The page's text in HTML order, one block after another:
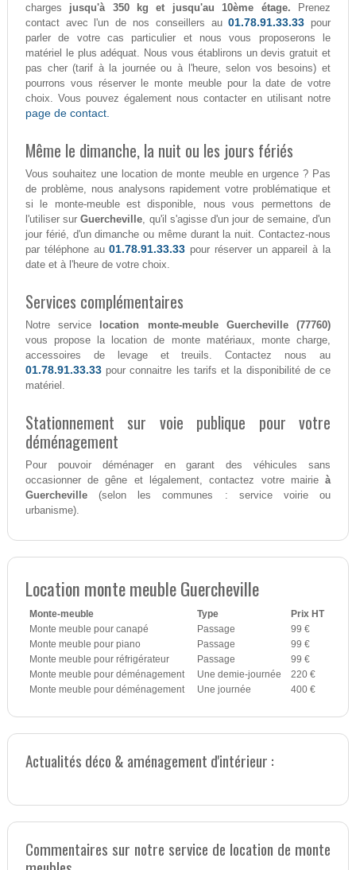
charges jusqu'à 350 kg et jusqu'au 10ème étage. Prenez
contact avec l'un de nos conseillers au01.78.91.33.33 pour
parler de votre cas particulier et nous vous proposerons le
matériel le plus adéquat. Nous vous établirons un devis gratuit et
pas cher (tarif à la journée ou à l'heure, selon vos besoins) et
pourrons vous réserver le monte meuble pour la date de votre
choix. Vous pouvez également nous contacter en utilisant notre
page de contact.
Même le dimanche, la nuit ou les jours fériés
Vous souhaitez une location de monte meuble en urgence ? Pas
de problème, nous analysons rapidement votre problématique et
si le monte-meuble est disponible, nous vous permettons de
l'utiliser surGuercheville, qu'il s'agisse d'un jour de semaine, d'un
jour férié, d'un dimanche ou même durant la nuit. Contactez-nous
par téléphone au01.78.91.33.33 pour réserver un appareil à la
date et à l'heure de votre choix.
Services complémentaires
Notre service
location monte-meuble Guercheville (77760)
vous propose la location de monte matériaux, monte charge,
accessoires de levage et treuils. Contactez nous au
01.78.91.33.33 pour connaitre les tarifs et la disponibilité de ce
matériel.
Stationnement sur voie publique pour votre
déménagement
Pour pouvoir déménager en garant des véhicules sans
occasionner de gêne et légalement, contactez votre mairieà
Guercheville(selon les communes : service voirie ou
urbanisme).
Location monte meuble Guercheville
Monte-meuble Type
Prix HT
Monte meuble pour canapé
Passage
99 €
Monte meuble pour piano
Passage
99 €
Monte meuble pour réfrigérateur
Passage
99 €
Monte meuble pour déménagement
Une demie-journée
220 €
Monte meuble pour déménagement
Une journée 400 €
Actualités déco & aménagement d'intérieur :
Commentaires sur notre service de location de monte